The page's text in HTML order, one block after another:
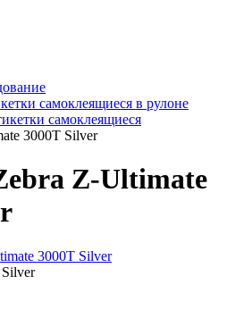
самоклеящиеся в рулоне
самоклеящиеся
3000T Silver
Z-Ultimate